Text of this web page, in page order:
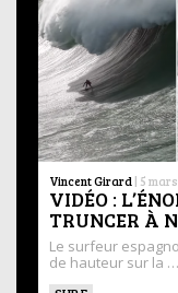
Vincent Girard | 5
VIDÉO :
TRUNCER À
Le surfeur
de hauteur sur la …